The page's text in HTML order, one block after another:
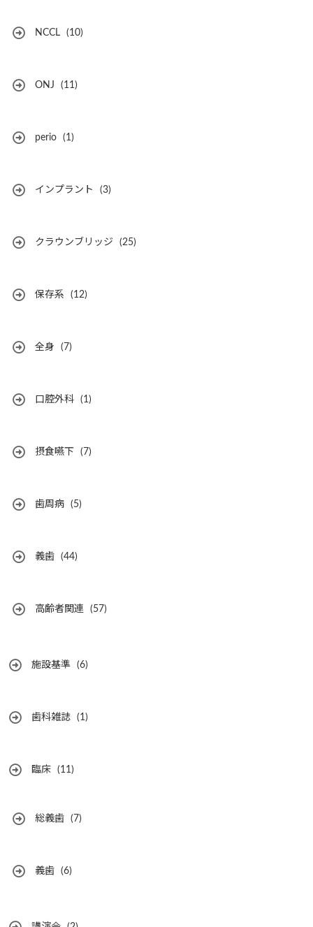
NCCL (10)
ONJ (11)
perio (1)
インプラント (3)
クラウンブリッジ (25)
保存系 (12)
全身 (7)
口腔外科 (1)
摂食嚥下 (7)
歯周病 (5)
義歯 (44)
高齢者関連 (57)
施設基準 (6)
歯科雑誌 (1)
臨床 (11)
総義歯 (7)
義歯 (6)